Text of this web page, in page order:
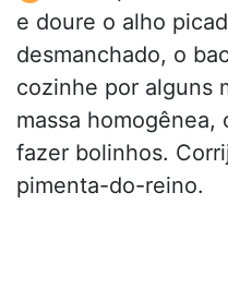
e doure o alho
desmanchado, o
cozinhe por alguns
massa homogênea,
fazer bolinhos.
pimenta-do-reino.